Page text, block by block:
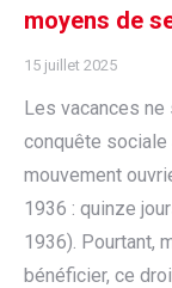
moyens de
15 juillet 2025
Les vacances ne
conquête sociale
mouvement
1936 : quinze
1936). Pourtant,
bénéficier, ce